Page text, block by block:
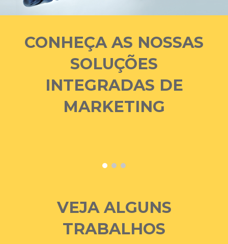
CONHEÇA AS NOSSAS
SOLUÇÕES
INTEGRADAS DE
MARKETING
VEJA ALGUNS
TRABALHOS